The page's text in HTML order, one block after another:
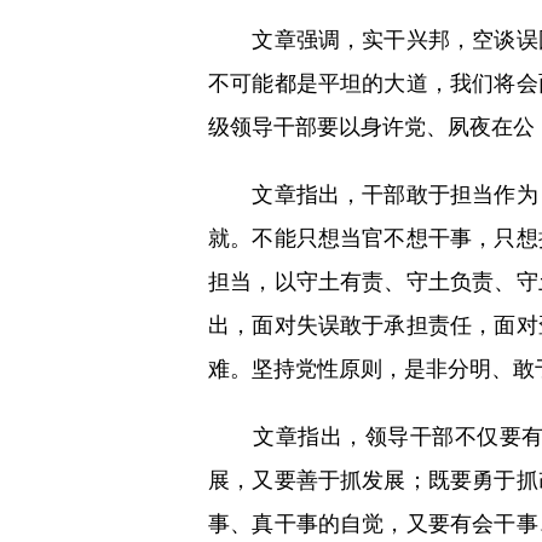
文章强调，实干兴邦，空谈误
不可能都是平坦的大道，我们将
级领导干部要以身许党、夙夜在
文章指出，干部敢于担当作为
就。不能只想当官不想干事，只
担当，以守土有责、守土负责、
出，面对失误敢于承担责任，面
难。坚持党性原则，是非分明、
文章指出，领导干部不仅要有
展，又要善于抓发展；既要勇于
事、真干事的自觉，又要有会干